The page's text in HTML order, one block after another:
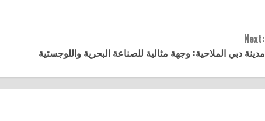
Next:
مدينة دبي الملاحية: وجهة مثالية للصناعة البحرية واللوجستية